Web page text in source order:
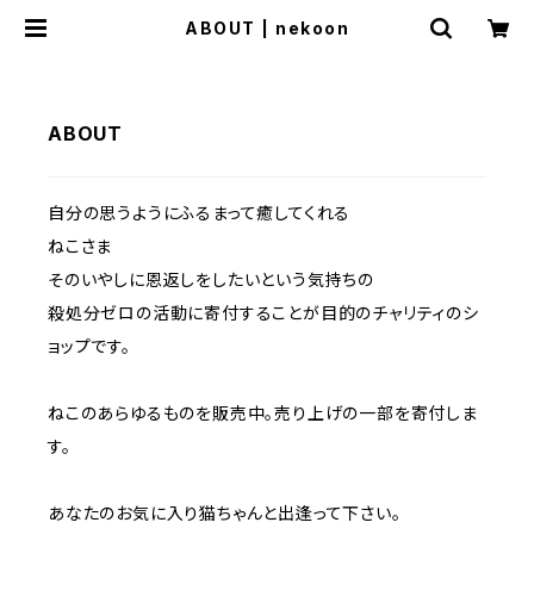
ABOUT | nekoon
ABOUT
自分の思うようにふるまって癒してくれる
ねこさま
そのいやしに恩返しをしたいという気持ちの
殺処分ゼロの活動に寄付することが目的のチャリティのシ
ョップです。
ねこのあらゆるものを販売中。売り上げの一部を寄付しま
す。
あなたのお気に入り猫ちゃんと出逢って下さい。